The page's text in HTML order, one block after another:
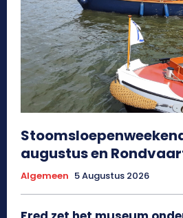
Stoomsloepenweekend
augustus en
Algemeen 5 Augustus 2026